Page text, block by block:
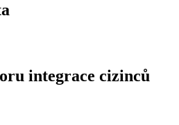
integrace cizinců